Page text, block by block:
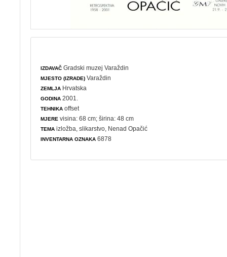
IZDAVAČ Gradski muzej Varaždin
MJESTO (IZRADE) Varaždin
ZEMLJA Hrvatska
GODINA 2001.
TEHNIKA offset
MJERE visina: 68 cm; širina: 48 cm
TEMA izložba ,slikarstvo , Nenad Opačić
INVENTARNA OZNAKA 6878